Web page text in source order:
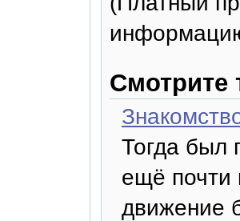
Смотрите
Тогда был
ещё почти
движение